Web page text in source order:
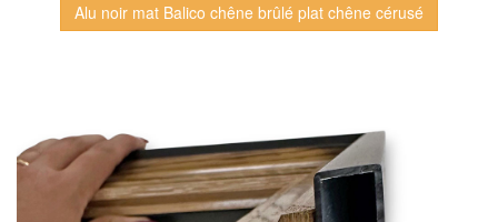
Alu noir mat Balico chêne brûlé plat chêne cérusé